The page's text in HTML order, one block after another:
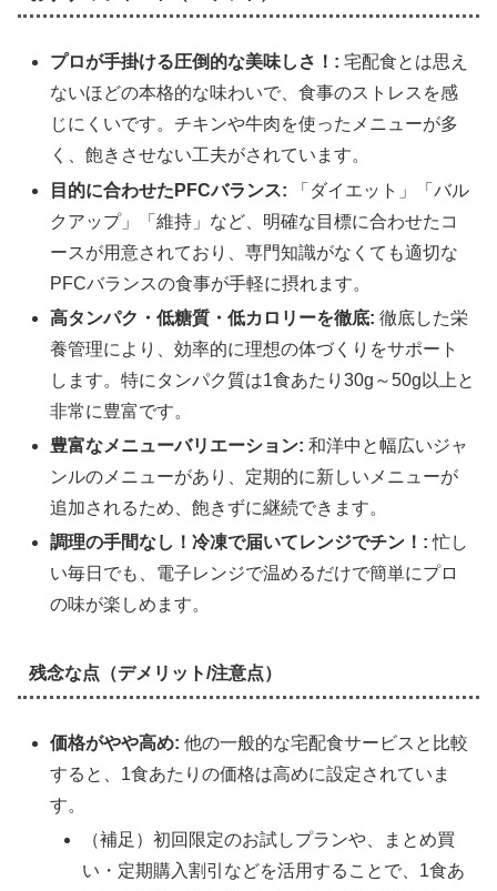
プロが手掛ける圧倒的な美味しさ！: 宅配食とは思え
ないほどの本格的な味わいで、食事のストレスを感
じにくいです。チキンや牛肉を使ったメニューが多
く、飽きさせない工夫がされています。
目的に合わせたPFCバランス: 「ダイエット」「バル
クアップ」「維持」など、明確な目標に合わせたコ
ースが用意されており、専門知識がなくても適切な
PFCバランスの食事が手軽に摂れます。
高タンパク・低糖質・低カロリーを徹底: 徹底した栄
養管理により、効率的に理想の体づくりをサポート
します。特にタンパク質は1食あたり30g～50g以上と
非常に豊富です。
豊富なメニューバリエーション: 和洋中と幅広いジャ
ンルのメニューがあり、定期的に新しいメニューが
追加されるため、飽きずに継続できます。
調理の手間なし！冷凍で届いてレンジでチン！: 忙し
い毎日でも、電子レンジで温めるだけで簡単にプロ
の味が楽しめます。
残念な点（デメリット/注意点）
価格がやや高め: 他の一般的な宅配食サービスと比較
すると、1食あたりの価格は高めに設定されていま
す。
（補足）初回限定のお試しプランや、まとめ買
い・定期購入割引などを活用することで、1食あ